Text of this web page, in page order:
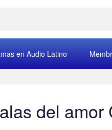
en Audio Latino
del amor